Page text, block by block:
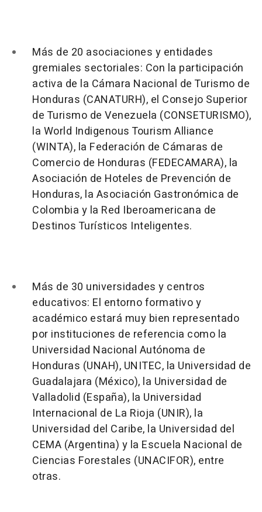
Más de 20 asociaciones y entidades
gremiales sectoriales: Con la participación
activa de la Cámara Nacional de Turismo de
Honduras (CANATURH), el Consejo Superior
de Turismo de Venezuela (CONSETURISMO),
la World Indigenous Tourism Alliance
(WINTA), la Federación de Cámaras de
Comercio de Honduras (FEDECAMARA), la
Asociación de Hoteles de Prevención de
Honduras, la Asociación Gastronómica de
Colombia y la Red Iberoamericana de
Destinos Turísticos Inteligentes.
Más de 30 universidades y centros
educativos: El entorno formativo y
académico estará muy bien representado
por instituciones de referencia como la
Universidad Nacional Autónoma de
Honduras (UNAH), UNITEC, la Universidad de
Guadalajara (México), la Universidad de
Valladolid (España), la Universidad
Internacional de La Rioja (UNIR), la
Universidad del Caribe, la Universidad del
CEMA (Argentina) y la Escuela Nacional de
Ciencias Forestales (UNACIFOR), entre
otras.